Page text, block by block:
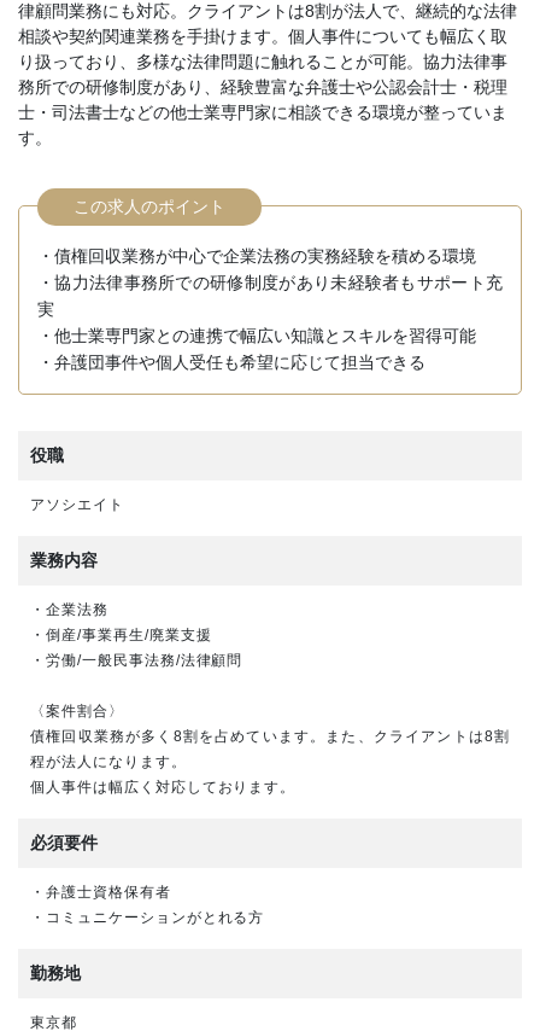
律顧問業務にも対応。クライアントは8割が法人で、継続的な法律
相談や契約関連業務を手掛けます。個人事件についても幅広く取
り扱っており、多様な法律問題に触れることが可能。協力法律事
務所での研修制度があり、経験豊富な弁護士や公認会計士・税理
士・司法書士などの他士業専門家に相談できる環境が整っていま
す。
この求人のポイント
・債権回収業務が中心で企業法務の実務経験を積める環境
・協力法律事務所での研修制度があり未経験者もサポート充
実
・他士業専門家との連携で幅広い知識とスキルを習得可能
・弁護団事件や個人受任も希望に応じて担当できる
役職
アソシエイト
業務内容
・企業法務
・倒産/事業再生/廃業支援
・労働/一般民事法務/法律顧問
〈案件割合〉
債権回収業務が多く8割を占めています。また、クライアントは8割
程が法人になります。
個人事件は幅広く対応しております。
必須要件
・弁護士資格保有者
・コミュニケーションがとれる方
勤務地
東京都